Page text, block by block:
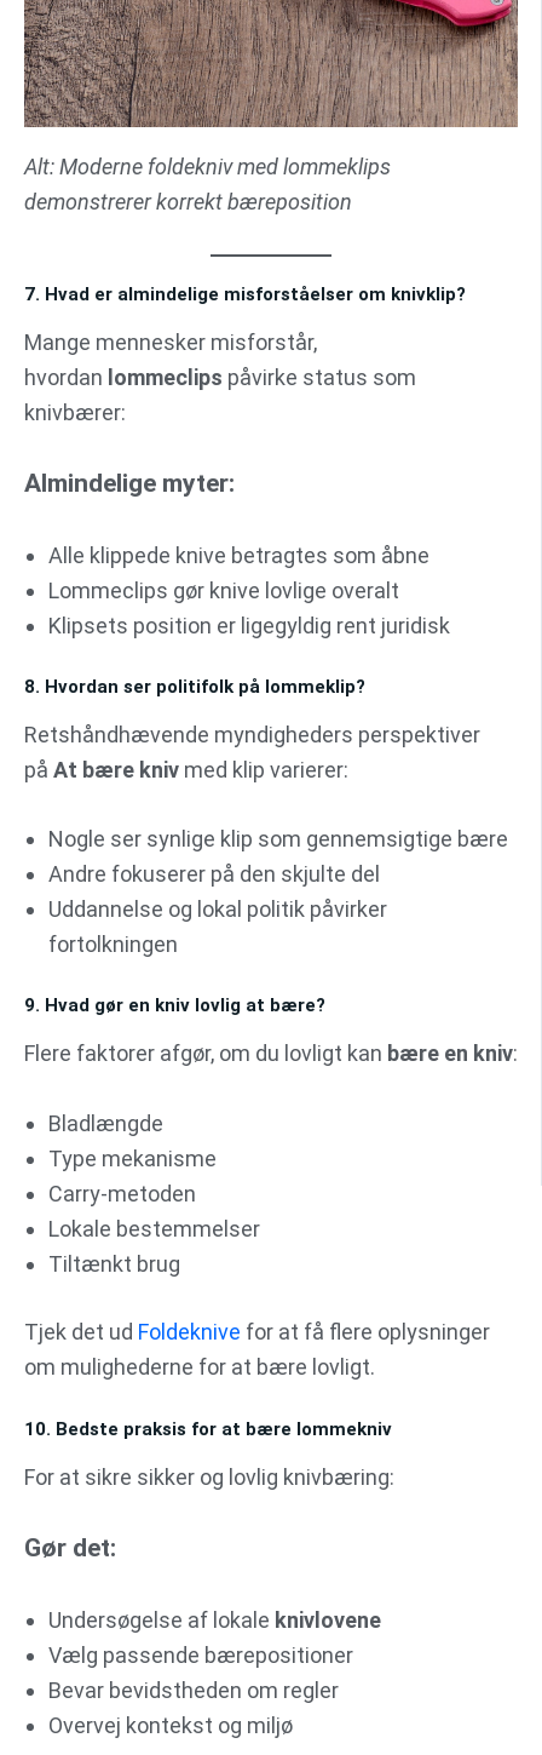
Alt: Moderne foldekniv med lommeklips
demonstrerer korrekt bæreposition
7. Hvad er almindelige misforståelser om knivklip?
Mange mennesker misforstår,
hvordan lommeclips påvirke status som
knivbærer:
Almindelige myter:
Alle klippede knive betragtes som åbne
Lommeclips gør knive lovlige overalt
Klipsets position er ligegyldig rent juridisk
8. Hvordan ser politifolk på lommeklip?
Retshåndhævende myndigheders perspektiver
på At bære kniv med klip varierer:
Nogle ser synlige klip som gennemsigtige bære
Andre fokuserer på den skjulte del
Uddannelse og lokal politik påvirker
fortolkningen
9. Hvad gør en kniv lovlig at bære?
Flere faktorer afgør, om du lovligt kan bære en kniv:
Bladlængde
Type mekanisme
Carry-metoden
Lokale bestemmelser
Tiltænkt brug
Tjek det ud Foldeknive for at få flere oplysninger
om mulighederne for at bære lovligt.
10. Bedste praksis for at bære lommekniv
For at sikre sikker og lovlig knivbæring:
Gør det:
Undersøgelse af lokale knivlovene
Vælg passende bærepositioner
Bevar bevidstheden om regler
Overvej kontekst og miljø